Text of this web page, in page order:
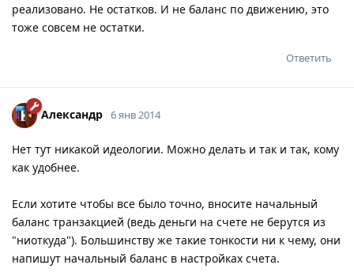
реализовано. Не остатков. И не баланс по движению, это
тоже совсем не остатки.
Ответить
Александр 6 янв 2014
Нет тут никакой идеологии. Можно делать и так и так, кому
как удобнее.
Если хотите чтобы все было точно, вносите начальный
баланс транзакцией (ведь деньги на счете не берутся из
"ниоткуда"). Большинству же такие тонкости ни к чему, они
напишут начальный баланс в настройках счета.